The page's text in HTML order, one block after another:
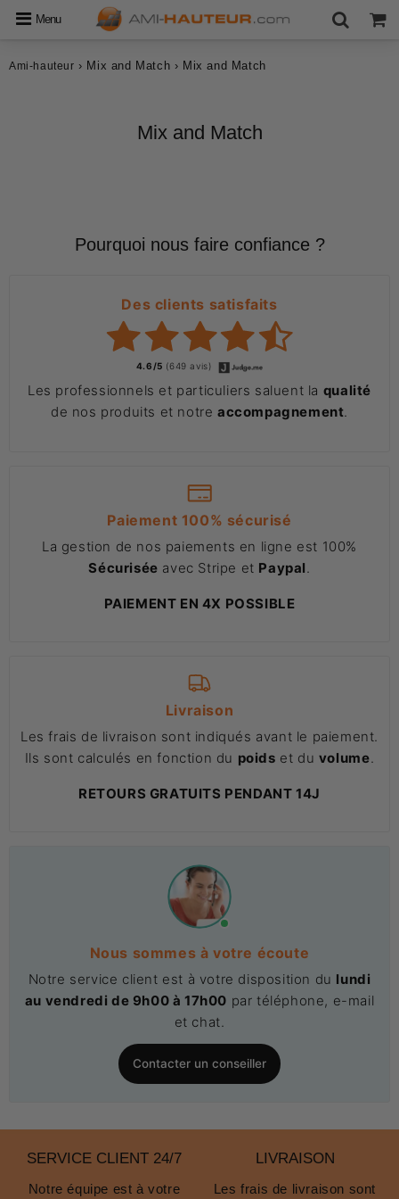
Menu
Ami-hauteur › Mix and Match › Mix and Match
Mix and Match
Pourquoi nous faire confiance ?
Des clients satisfaits
4.6/5 (649 avis)
Les professionnels et particuliers saluent la qualité
de nos produits et notre accompagnement
Paiement 100% sécurisé
La gestion de nos paiements en ligne est 100%
Sécurisée avec Stripe et Paypal
PAIEMENT EN 4X POSSIBLE
Livraison
Les frais de livraison sont indiqués avant le paiement.
Ils sont calculés en fonction du poids et du volume
RETOURS GRATUITS PENDANT 14J
Nous sommes à votre écoute
Notre service client est à votre disposition du lundi
au vendredi de 9h00 à 17h00 par téléphone, e-mail
et chat.
Contacter un conseiller
SERVICE CLIENT 24/7
Notre équipe est à votre
LIVRAISON
Les frais de livraison sont